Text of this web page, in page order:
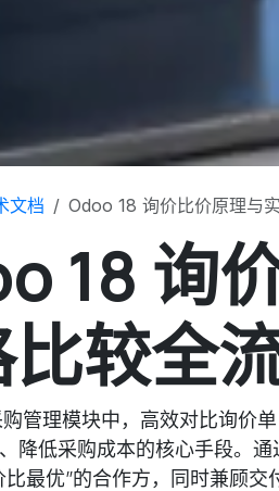
文档 Odoo 18 询价比价原理与
18 询
较全
管理模块中，高效对比询价
降低采购成本的核心手段。
比最优”的合作方，同时兼顾